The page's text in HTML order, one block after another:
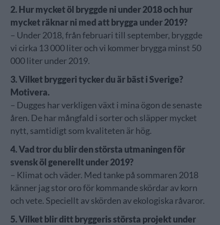
2. Hur mycket öl bryggde ni under 2018 och hur
mycket räknar ni med att brygga under 2019?
– Under 2018, från februari till september, bryggde
vi cirka 13 000 liter och vi kommer brygga minst 50
000 liter under 2019.
3. Vilket bryggeri tycker du är bäst i Sverige?
Motivera.
– Dugges har verkligen växt i mina ögon de senaste
åren. De har mångfald i sorter och släpper mycket
nytt, samtidigt som kvaliteten är hög.
4. Vad tror du blir den största utmaningen för
svensk öl generellt under 2019?
– Klimat och väder. Med tanke på sommaren 2018
känner jag stor oro för kommande skördar av korn
och vete. Speciellt av skörden av ekologiska råvaror.
5. Vilket blir ditt bryggeris största projekt under